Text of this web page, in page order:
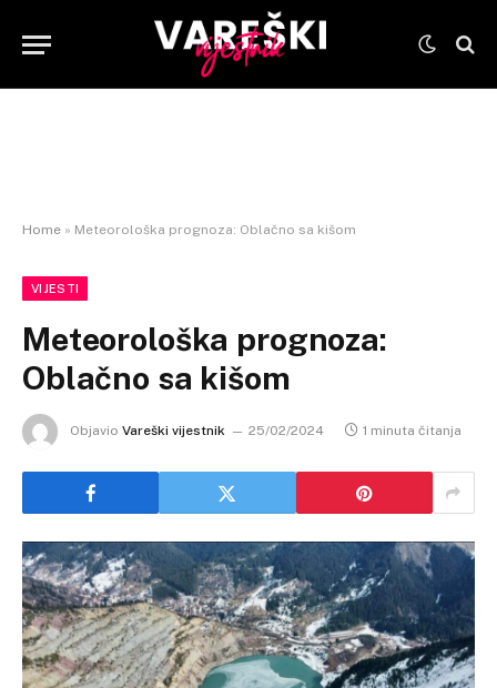
Home » Meteorološka prognoza: Oblačno sa kišom
VIJESTI
Meteorološka prognoza:
Oblačno sa kišom
Objavio Vareški vijestnik 25/02/2024 1 minuta čitanja